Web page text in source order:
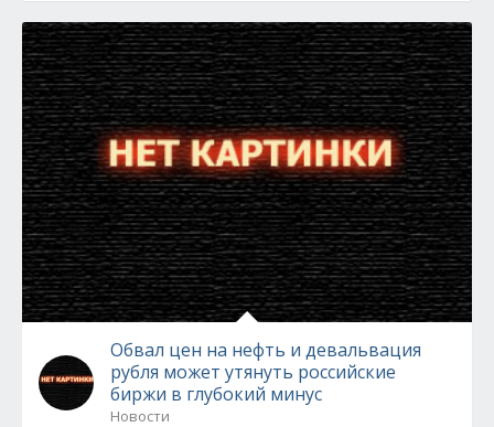
Обвал цен на нефть и девальвация
рубля может утянуть российские
биржи в глубокий минус
Новости